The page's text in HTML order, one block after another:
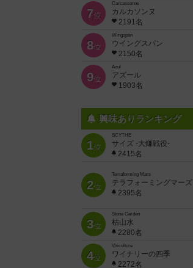
7位
Carcassonne
カルカソンヌ
2191名
8位
Wingspan
ウイングスパン
2150名
9位
Azul
アズール
1903名
興味ありランキング
1位
SCYTHE
サイズ -大鎌戦役-
2415名
2位
Terraforming Mars
テラフォーミングマーズ
2395名
3位
Stone Garden
枯山水
2280名
4位
Viticulture
ワイナリーの四季
2272名